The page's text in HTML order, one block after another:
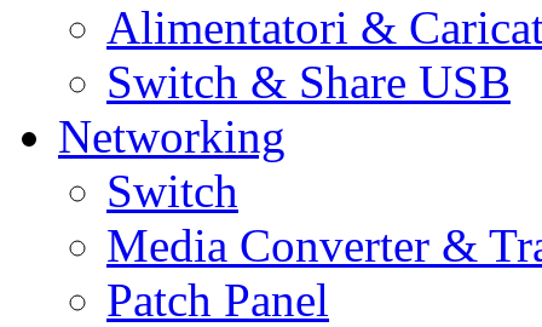
Alimentatori &
Switch & Share USB
Networking
Switch
Media Converter &
Patch Panel